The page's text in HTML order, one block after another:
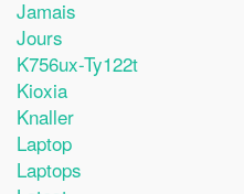
Jamais
Jours
K756ux-Ty122t
Kioxia
Knaller
Laptop
Laptops